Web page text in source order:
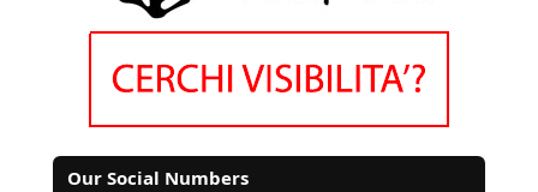
Our Social Numbers